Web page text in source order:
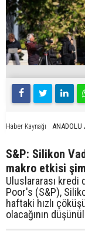
Haber Kaynağı ANADOLU
S&P: Silikon
makro etkisi
Uluslararası
Poor's (S&P),
haftaki hızlı
olacağının